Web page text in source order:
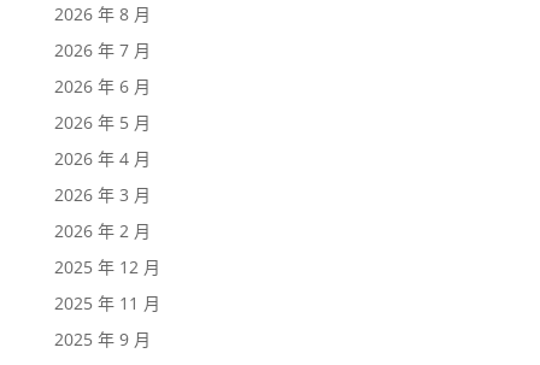
2026 年 8 月
2026 年 7 月
2026 年 6 月
2026 年 5 月
2026 年 4 月
2026 年 3 月
2026 年 2 月
2025 年 12 月
2025 年 11 月
2025 年 9 月